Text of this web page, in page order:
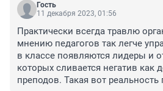
Гость
11 декабря 2023, 01:56
Практически всегда травлю
мнению педагогов так легче
в классе появляются лидеры и
которых сливается негатив как
преподов. Такая вот